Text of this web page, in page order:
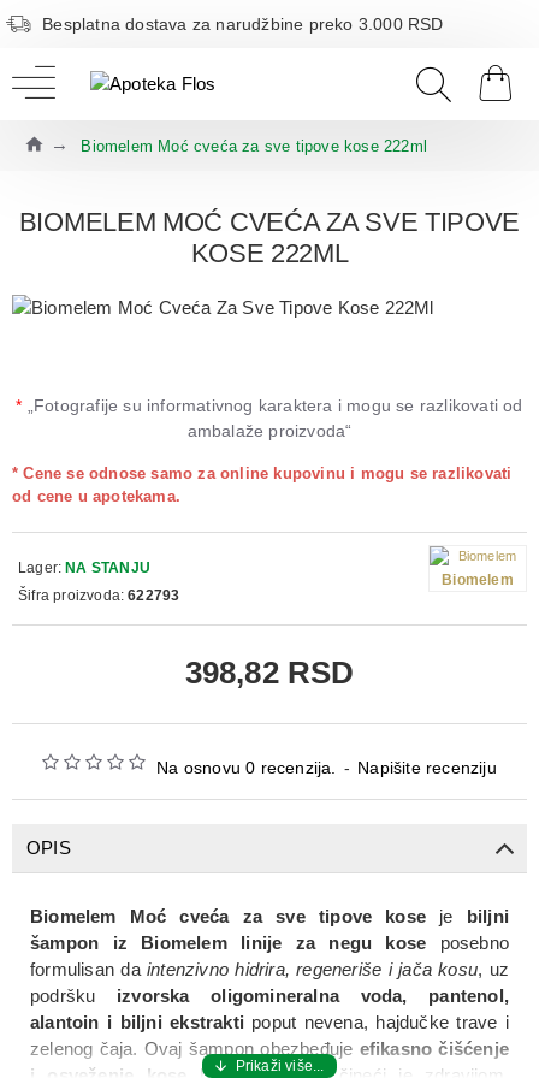
Besplatna dostava za narudžbine preko 3.000 RSD
Biomelem Moć cveća za sve tipove kose 222ml
BIOMELEM MOĆ CVEĆA ZA SVE TIPOVE
KOSE 222ML
* „Fotografije su informativnog karaktera i mogu se razlikovati od
ambalaže proizvoda“
Na osnovu 0 recenzija. - Napišite recenziju
* Cene se odnose samo za online kupovinu i mogu se razlikovati
od cene u apotekama.
398,82 RSD
Lager: NA STANJU
Šifra proizvoda: 622793
Biomelem
OPIS
Biomelem Moć cveća za sve tipove kose je biljni
šampon iz Biomelem linije za negu kose posebno
formulisan daintenzivno hidrira, regeneriše i jača kosu, uz
podršku izvorska oligomineralna voda, pantenol,
alantoin i biljni ekstrakti poput nevena, hajdučke trave i
zelenog čaja. Ovaj šampon obezbeđuje efikasno čišćenje